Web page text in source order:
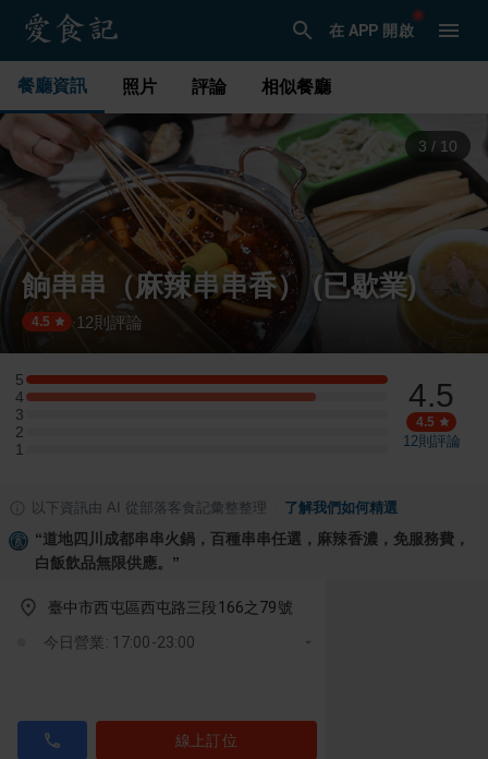
在 APP 開啟
餐廳資訊 照片 評論 相似餐廳
3 / 10
餉串串（麻辣串串香） (已歇業)
4.5 · 12 則評論
5
5 星：5 則評論
4
4 星：4 則評論
3
3 星：0 則評論
2
2 星：0 則評論
1
1 星：0 則評論
4.5
4.5
12則評論
以下資訊由 AI 從部落客食記彙整整理 了解我們如何精選
“道地四川成都串串火鍋，百種串串任選，麻辣香濃，免服務費，
白飯飲品無限供應。 ”
臺中市西屯區西屯路三段166之79號
今日營業: 17:00-23:00
線上訂位